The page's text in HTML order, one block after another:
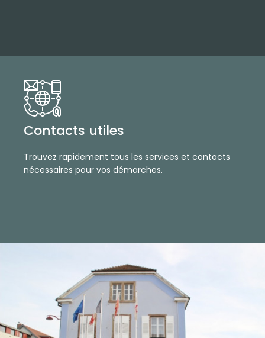
Contacts utiles
Trouvez rapidement tous les services et contacts
nécessaires pour vos démarches.